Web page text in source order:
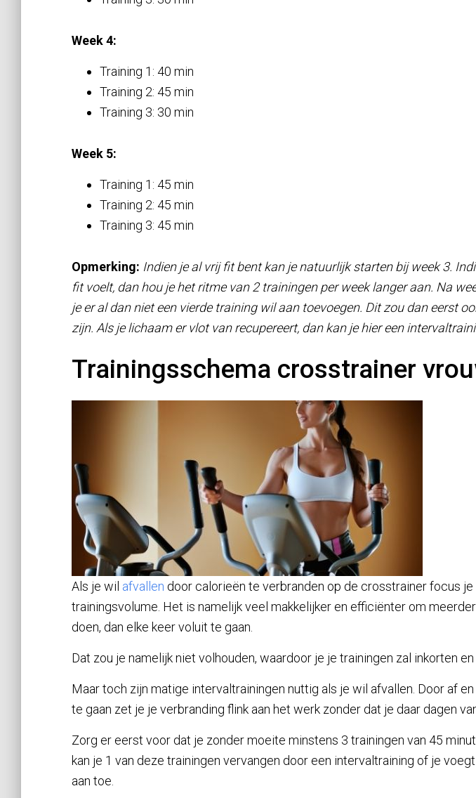
Week 4:
Training 1: 40 min
Training 2: 45 min
Training 3: 30 min
Week 5:
Training 1: 45 min
Training 2: 45 min
Training 3: 45 min
Opmerking: Indien je al vrij fit bent kan je natuurlijk starten bij week 3.
fit voelt, dan hou je het ritme van 2 trainingen per week langer aan. Na
je er al dan niet een vierde training wil aan toevoegen. Dit zou dan eerst
zijn. Als je lichaam er vlot van recupereert, dan kan je hier een
Trainingsschema crosstrainer
Als je wil afvallen door calorieën te verbranden op de crosstrainer focus
trainingsvolume. Het is namelijk veel makkelijker en efficiënter om
doen, dan elke keer voluit te gaan.
Dat zou je namelijk niet volhouden, waardoor je je trainingen zal inkorten
Maar toch zijn matige intervaltrainingen nuttig als je wil afvallen. Door af
te gaan zet je je verbranding flink aan het werk zonder dat je daar dagen
Zorg er eerst voor dat je zonder moeite minstens 3 trainingen van 45
kan je 1 van deze trainingen vervangen door een intervaltraining of je
aan toe.